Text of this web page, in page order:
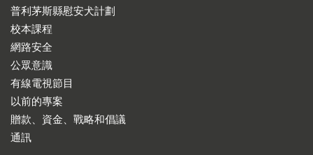
普利茅斯縣慰安犬計劃
校本課程
網路安全
公眾意識
有線電視節目
以前的專案
贈款、資金、戰略和倡議
通訊